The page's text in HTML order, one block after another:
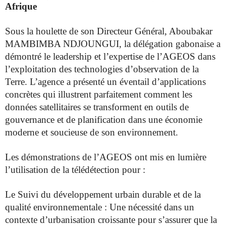
Afrique
Sous la houlette de son Directeur Général, Aboubakar
MAMBIMBA NDJOUNGUI, la délégation gabonaise a
démontré le leadership et l’expertise de l’AGEOS dans
l’exploitation des technologies d’observation de la
Terre. L’agence a présenté un éventail d’applications
concrètes qui illustrent parfaitement comment les
données satellitaires se transforment en outils de
gouvernance et de planification dans une économie
moderne et soucieuse de son environnement.
Les démonstrations de l’AGEOS ont mis en lumière
l’utilisation de la télédétection pour :
Le Suivi du développement urbain durable et de la
qualité environnementale : Une nécessité dans un
contexte d’urbanisation croissante pour s’assurer que la